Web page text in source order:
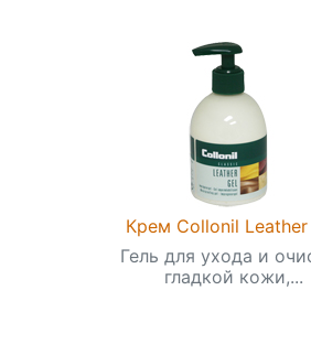
Крем Collonil Leather
Гель для ухода и
гладкой кожи,...